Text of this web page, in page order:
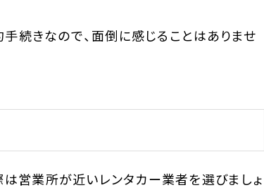
続きなので、面倒に感じることはありませ
営業所が近いレンタカー業者を選びましょ